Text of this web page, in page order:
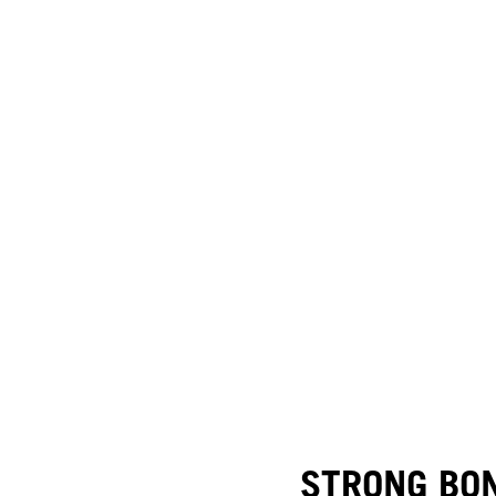
STRONG